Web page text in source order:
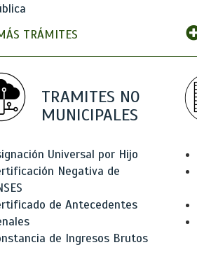
TRÁMITES
TRAMITES NO
MUNICIPALES
Universal por Hijo
Negativa de
de Antecedentes
de Ingresos Brutos